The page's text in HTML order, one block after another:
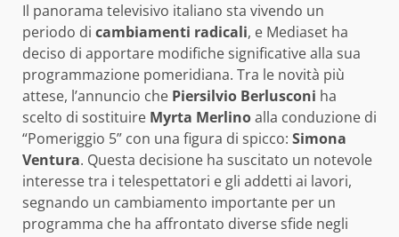
Il panorama televisivo italiano sta vivendo un
periodo di cambiamenti radicali, e Mediaset ha
deciso di apportare modifiche significative alla sua
programmazione pomeridiana. Tra le novità più
attese, l’annuncio che Piersilvio Berlusconi ha
scelto di sostituire Myrta Merlinoalla conduzione di
“Pomeriggio 5” con una figura di spicco: Simona
Ventura. Questa decisione ha suscitato un notevole
interesse tra i telespettatori e gli addetti ai lavori,
segnando un cambiamento importante per un
programma che ha affrontato diverse sfide negli